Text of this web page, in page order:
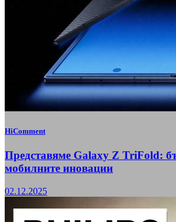
HiComment
Представяме Galaxy Z TriFold:
мобилните иновации
02.12.2025